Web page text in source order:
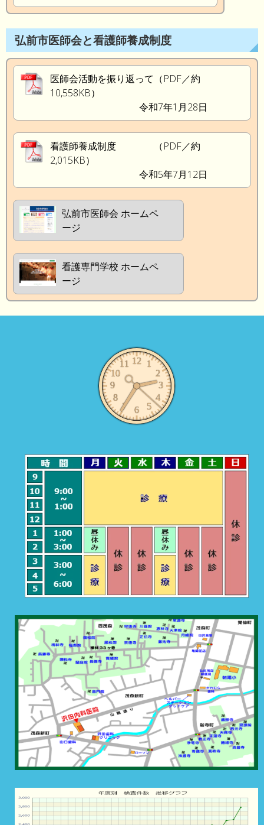
弘前市医師会と看護師養成制度
医師会活動を振り返って（PDF／約
10,558KB）
令和7年1月28日
看護師養成制度 （PDF／約
2,015KB）
令和5年7月12日
弘前市医師会 ホームペ
ージ
看護専門学校 ホームペ
ージ